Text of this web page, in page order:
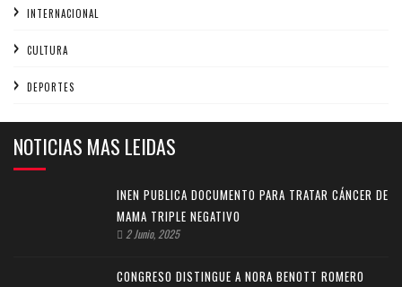
INTERNACIONAL
CULTURA
DEPORTES
NOTICIAS MAS LEIDAS
INEN PUBLICA DOCUMENTO PARA TRATAR CÁNCER DE
MAMA TRIPLE NEGATIVO
2 Junio, 2025
CONGRESO DISTINGUE A NORA BENOTT ROMERO